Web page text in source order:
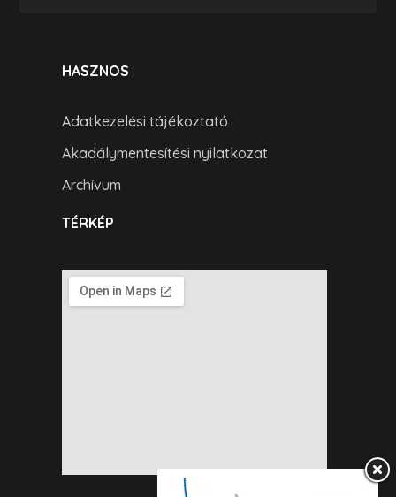
HASZNOS
Adatkezelési tájékoztató
Akadálymentesítési nyilatkozat
Archívum
TÉRKÉP